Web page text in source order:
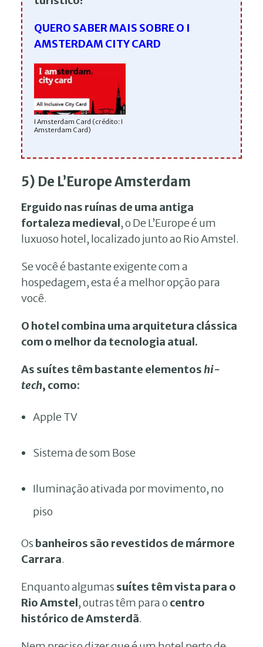
QUERO SABER MAIS SOBRE O I
AMSTERDAM CITY CARD
I Amsterdam Card (crédito: I
Amsterdam Card)
5) De L’Europe Amsterdam
Erguido nas ruínas de uma antiga
fortaleza medieval, o De L’Europe é um
luxuoso hotel, localizado junto ao Rio Amstel.
Se você é bastante exigente com a
hospedagem, esta é a melhor opção para
você.
O hotel combina uma arquitetura clássica
com o melhor da tecnologia atual.
As suítes têm bastante elementoshi-
tech, como:
Apple TV
Sistema de som Bose
Iluminação ativada por movimento, no
piso
Os banheiros são revestidos de mármore
Carrara.
Enquanto algumas suítes têm vista para o
Rio Amstel, outras têm para o centro
histórico de Amsterdã.